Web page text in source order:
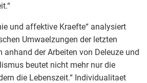
und affektive Kraefte“ analysiert
Umwaelzungen der letzten
anhand der Arbeiten von Deleuze und
beutet nicht mehr nur die
die Lebenszeit.“ Individualitaet